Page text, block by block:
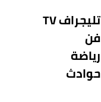
تليجراف TV
فن
رياضة
حوادث